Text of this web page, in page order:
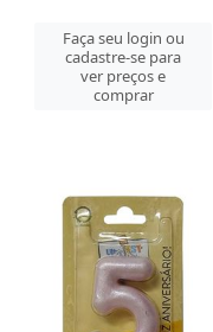
Faça seu login ou
cadastre-se para
ver preços e
comprar